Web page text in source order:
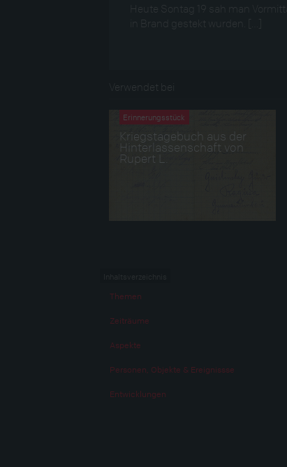
Heute Sontag 19 sah man
in Brand gestekt wurden. […]
Verwendet bei
Erinnerungsstück
Kriegstagebuch aus der
Hinterlassenschaft von
Rupert L.
Themen
Zeiträume
Aspekte
Personen, Objekte & Ereignissse
Entwicklungen